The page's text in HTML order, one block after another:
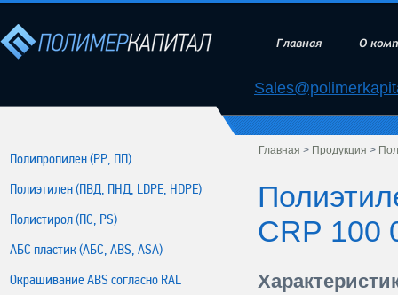
Главная О
Полипропилен (РР, ПП)
Полиэтилен (ПВД, ПНД, LDPE, HDPE)
Полистирол (ПС, PS)
АБС пластик (АБС, ABS, ASA)
Окрашивание ABS согласно RAL
Главная > Продукция >
СRР 100